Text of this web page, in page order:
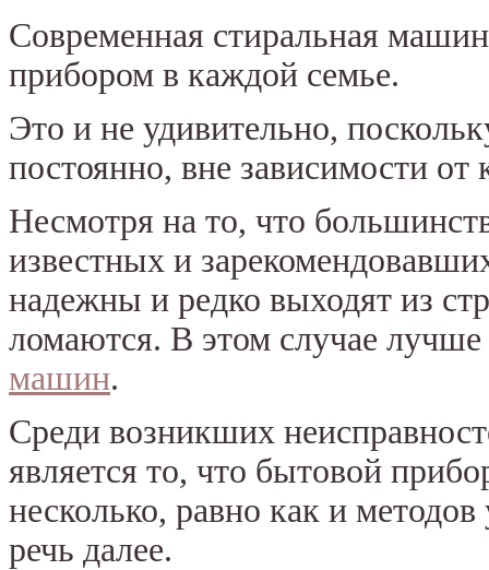
Современная стиральная
прибором в каждой семье.
Это и не удивительно,
постоянно, вне зависимости
Несмотря на то, что
известных и
надежны и редко выходят из
ломаются. В этом случае лучше
машин.
Среди возникших
является то, что бытовой
несколько, равно как и
речь далее.